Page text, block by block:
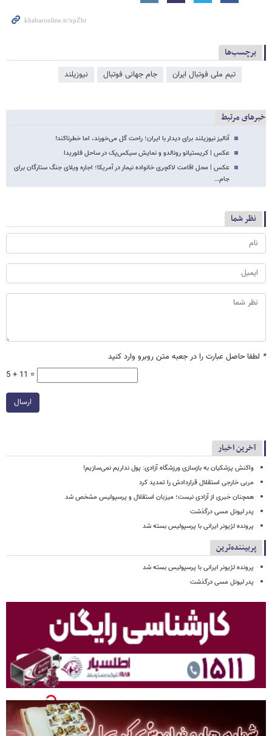
برچسب‌ها
تیم ملی فوتبال ایران جام جهانی فوتبال نیوزیلند
خبرهای مرتبط
آنالیز نیوزیلند برای دیدار با ایران؛ راحت گل می‌خورند، اما خطرناکند!
عکس | کریستیانو رونالدو و نمایش سیکس‌پک در ساحل فلوریدا
عکس | محل اقامت لاکچری خانواده نیمار در آمریکا؛ اجاره ویلای جنگ ستارگان برای
جام…
نظر شما
* لطفا حاصل عبارت را در جعبه متن روبرو وارد کنید
5 + 11 =
ارسال
آخرین اخبار
واکنش پزشکیان به بازسازی ورزشگاه آزادی: پول نداریم نمی‌سازیم!
مربی خارجی استقلال قراردادش را تمدید کرد
همچنان خبری از آزادی نیست؛ میزبان استقلال و پرسپولیس مشخص شد
پدر لیونل مسی درگذشت
پرونده لژیونر ایرانی با پرسپولیس بسته شد
پربیننده‌ترین
پرونده لژیونر ایرانی با پرسپولیس بسته شد
پدر لیونل مسی درگذشت